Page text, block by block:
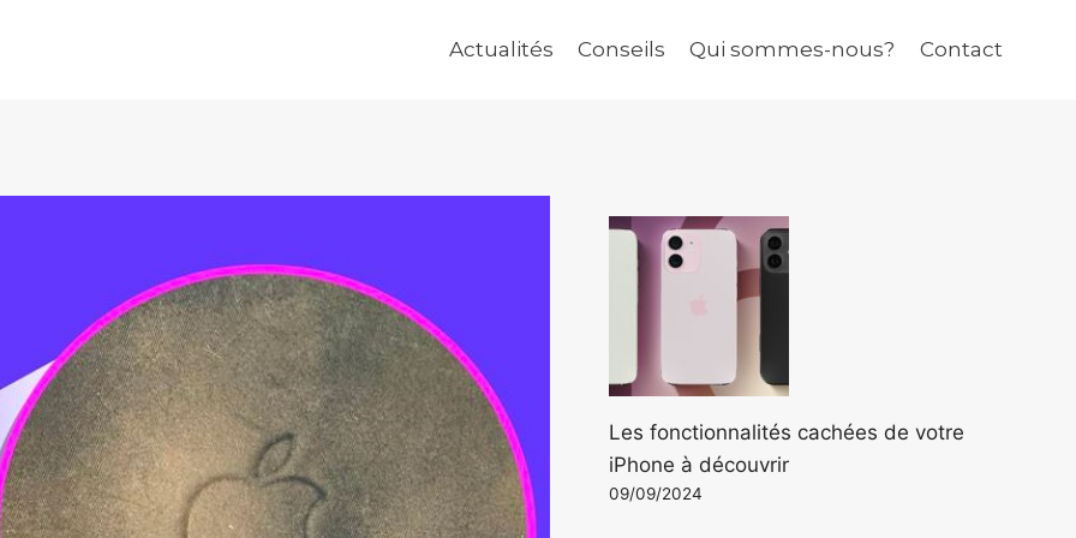
Actualités Conseils Qui sommes-nous? Contact
Les fonctionnalités cachées de votre
iPhone à découvrir
09/09/2024